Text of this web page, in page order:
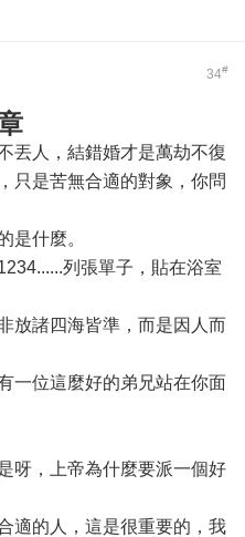
34#
丟人，結錯婚才是萬劫不復
只是苦無合適的對象，你問
是什麼。
列張單子，貼在浴室
放諸四海皆準，而是因人而
一位這麼好的弟兄站在你面
呀，上帝為什麼要派一個好
適的人，這是很重要的，我